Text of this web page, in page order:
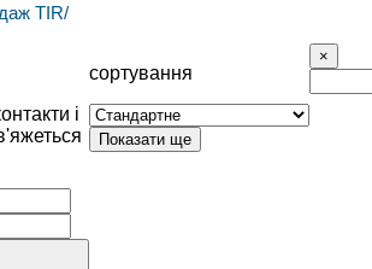
TIR/
і
сортування